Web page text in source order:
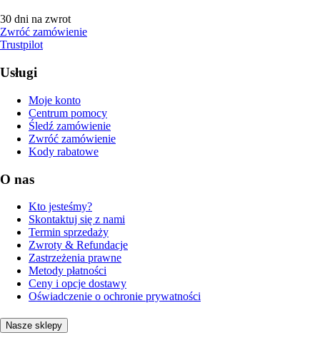
30 dni na zwrot
Zwróć zamówienie
Trustpilot
Usługi
Moje konto
Centrum pomocy
Śledź zamówienie
Zwróć zamówienie
Kody rabatowe
O nas
Kto jesteśmy?
Skontaktuj się z nami
Termin sprzedaży
Zwroty & Refundacje
Zastrzeżenia prawne
Metody płatności
Ceny i opcje dostawy
Oświadczenie o ochronie prywatności
Nasze sklepy